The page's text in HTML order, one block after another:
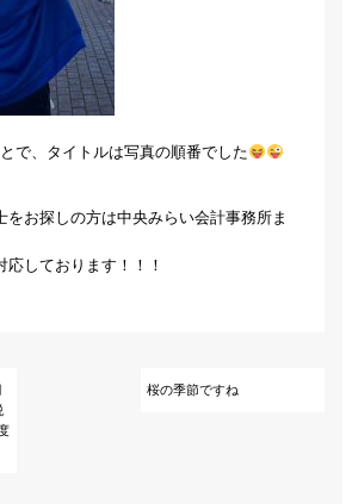
で、タイトルは写真の順番でした
をお探しの方は中央みらい会計事務所ま
応しております！！！
桜の季節ですね